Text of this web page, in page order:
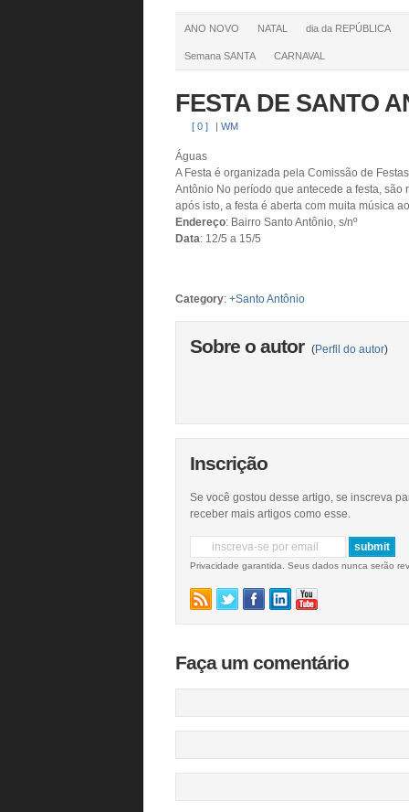
ANO NOVO NATAL dia da REPÚBLICA
Semana SANTA CARNAVAL
FESTA DE SANTO
[ 0 ] | WM
Águas
A Festa é organizada pela Comissão de
Antônio No período que antecede a festa, são
após isto, a festa é aberta com muita música
Endereço: Bairro Santo Antônio, s/nº
Data: 12/5 a 15/5
Category: +Santo Antônio
Sobre o autor (Perfil do autor)
Inscrição
Se você gostou desse artigo, se inscreva
receber mais artigos como esse.
Privacidade garantida. Seus dados nunca serão
Faça um comentário